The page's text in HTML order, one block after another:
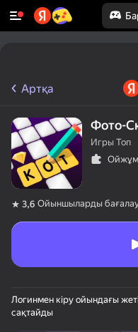
Артқа
Фото-
Игры Топ
3,6 Ойыншыларды
Логинмен кіру ойындағы
сақтайды